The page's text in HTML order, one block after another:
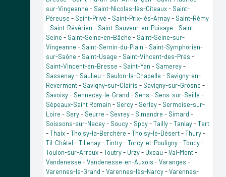
sur-Vingeanne - Saint-Nicolas-lès-Cîteaux- Saint-
Péreuse - Saint-Privé - Saint-Prix-lès-Arnay- Saint-Rémy
- Saint-Révérien - Saint-Sauveur-en-Puisaye - Saint-
Seine - Saint-Seine-en-Bâche - Saint-Seine-sur-
Vingeanne - Saint-Sernin-du-Plain - Saint-Symphorien-
sur-Saône - Saint-Usage - Saint-Vincent-des-Prés -
Saint-Vincent-en-Bresse - Saint-Yan - Samerey-
Sassenay- Saulieu - Saulon-la-Chapelle - Savigny-en-
Revermont- Savigny-sur-Clairis - Savigny-sur-Grosne -
Savoisy- Sennecey-le-Grand - Sens - Sens-sur-Seille -
Sépeaux-Saint Romain - Sercy- Serley- Sermoise-sur-
Loire - Sery- Seurre - Sevrey- Simandre - Simard -
Soissons-sur-Nacey- Soucy- Spoy-Tailly-Tanlay-Tart
-Thaix-Thoisy-la-Berchère -Thoisy-le-Désert-Thury-
Til-Châtel -Tillenay-Tintry-Torcy-et-Pouligny-Toucy-
Toulon-sur-Arroux-Toutry- Urzy- Uxeau -Val-Mont-
Vandenesse -Vandenesse-en-Auxois -Varanges -
Varennes-le-Grand -Varennes-lès-Narcy-Varennes-